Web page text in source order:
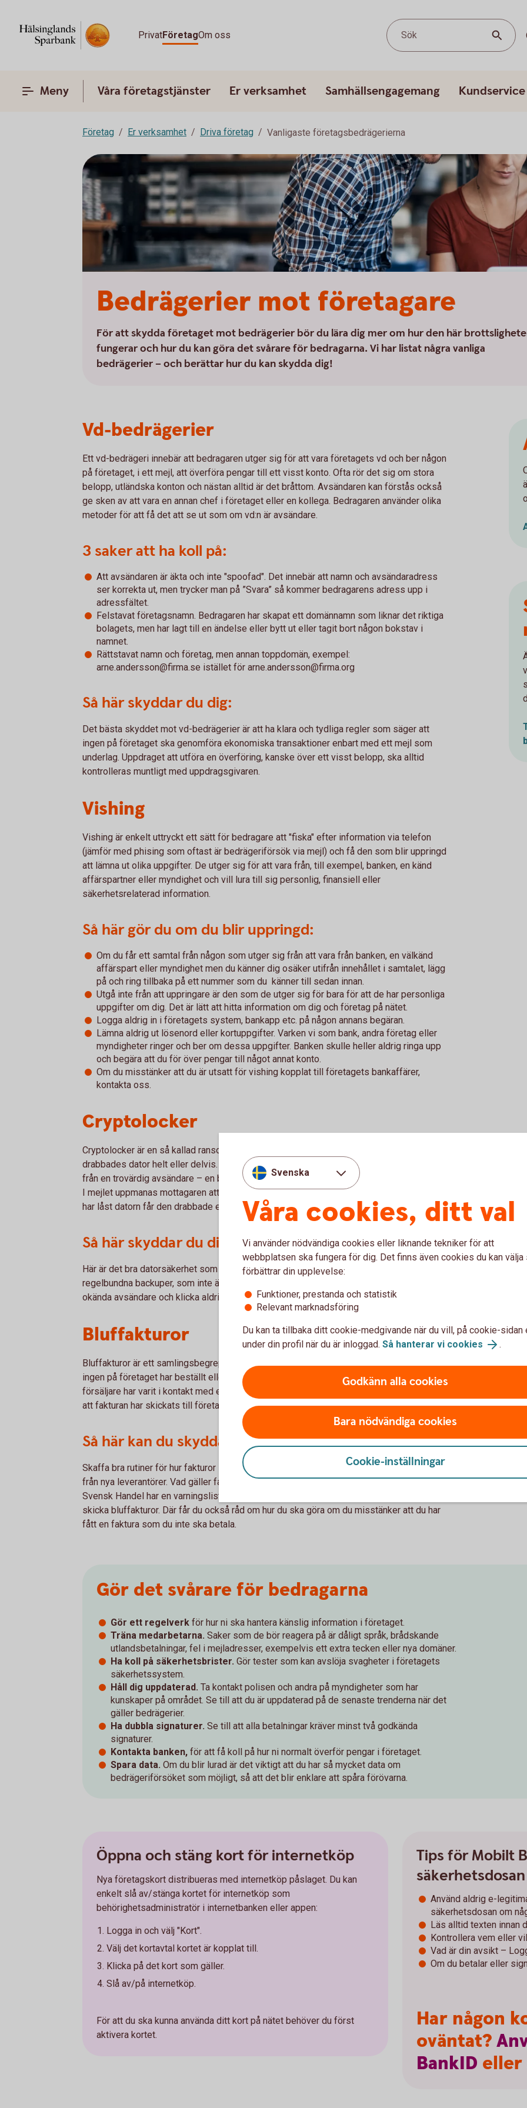
PrivatFöretagOm oss Sök
Meny Våra företagstjänster Er verksamhet Samhällsengagemang Kundservice
Företag Er verksamhet Driva företag Vanligaste företagsbedrägerierna
Bedrägerier mot företagare
För att skydda företaget mot bedrägerier bör du lära dig mer om hur den här
fungerar och hur du kan göra det svårare för bedragarna. Vi har listat några vanliga
bedrägerier – och berättar hur du kan skydda dig!
Vd-bedrägerier
Ett vd-bedrägeri innebär att bedragaren utger sig för att vara företagets vd och ber någon
på företaget, i ett mejl, att överföra pengar till ett visst konto. Ofta rör det sig om stora
belopp, utländska konton och nästan alltid är det bråttom. Avsändaren kan förstås också
ge sken av att vara en annan chef i företaget eller en kollega. Bedragaren använder olika
metoder för att få det att se ut som om vd:n är avsändare.
3 saker att ha koll på:
Att avsändaren är äkta och inte "spoofad". Det innebär att namn och avsändaradress
ser korrekta ut, men trycker man på ”Svara” så kommer bedragarens adress upp i
adressfältet.
Felstavat företagsnamn. Bedragaren har skapat ett domännamn som liknar det riktiga
bolagets, men har lagt till en ändelse eller bytt ut eller tagit bort någon bokstav i
namnet.
Rättstavat namn och företag, men annan toppdomän, exempel:
arne.andersson@firma.se istället för arne.andersson@firma.org
Så här skyddar du dig:
Det bästa skyddet mot vd-bedrägerier är att ha klara och tydliga regler som säger att
ingen på företaget ska genomföra ekonomiska transaktioner enbart med ett mejl som
underlag. Uppdraget att utföra en överföring, kanske över ett visst belopp, ska alltid
kontrolleras muntligt med uppdragsgivaren.
Vishing
Vishing är enkelt uttryckt ett sätt för bedragare att "fiska" efter information via telefon
(jämför med phising som oftast är bedrägeriförsök via mejl) och få den som blir uppringd
att lämna ut olika uppgifter. De utger sig för att vara från, till exempel, banken, en känd
affärspartner eller myndighet och vill lura till sig personlig, finansiell eller
säkerhetsrelaterad information.
Så här gör du om du blir uppringd:
Om du får ett samtal från någon som utger sig från att vara från banken, en välkänd
affärspart eller myndighet men du känner dig osäker utifrån innehållet i samtalet, lägg
på och ring tillbaka på ett nummer som du känner till sedan innan.
Utgå inte från att uppringare är den som de utger sig för bara för att de har personliga
uppgifter om dig. Det är lätt att hitta information om dig och företag på nätet.
Logga aldrig in i företagets system, bankapp etc. på någon annans begäran.
Lämna aldrig ut lösenord eller kortuppgifter. Varken vi som bank, andra företag eller
myndigheter ringer och ber om dessa uppgifter. Banken skulle heller aldrig ringa upp
och begära att du för över pengar till något annat konto.
Om du misstänker att du är utsatt för vishing kopplat till företagets bankaffärer,
kontakta oss.
Cryptolocker
Cryptolocker är en så kallad ransomware – en skadlig mjukvara som låser den
drabbades dator helt eller delvis. Mjukvaran skickas i ett mejl som ofta ser ut att komma
från en trovärdig avsändare – en bank, Skatteverket eller något annat känt företagsnamn.
I mejlet uppmanas mottagaren att läsa informationen i en bilaga eller länk. När mjukvaran
har låst datorn får den drabbade ett krav på betalning för att få tillgång till sin dator igen.
Så här skyddar du dig:
Här är det bra datorsäkerhet som gäller. Se till att ha ordentliga antivirusprogram och gör
regelbundna backuper, som inte är kopplade till nätet. Var uppmärksam på mejl från
okända avsändare och klicka aldrig på tveksamma länkar eller bilagor.
Bluffakturor
Bluffakturor är ett samlingsbegrepp för ett betalningskrav på en vara eller tjänst som
ingen på företaget har beställt eller fått levererad. Det kan både handla om att en
försäljare har varit i kontakt med er och hävdar att ni har beställt en vara eller tjänst eller
att fakturan har skickats till företaget utan föregående kontakt.
Så här kan du skydda dig:
Skaffa bra rutiner för hur fakturor ska hanteras. Var noggranna i era kontroller av fakturor
från nya leverantörer. Vad gäller fakturan? Vem i företaget har godkänt beställningen?
Svensk Handel har en varningslista där du hittar företag som har blivit anmälda för att
skicka bluffakturor. Där får du också råd om hur du ska göra om du misstänker att du har
fått en faktura som du inte ska betala.
Gör det svårare för bedragarna
Gör ett regelverk för hur ni ska hantera känslig information i företaget.
Träna medarbetarna. Saker som de bör reagera på är dåligt språk, brådskande
utlandsbetalningar, fel i mejladresser, exempelvis ett extra tecken eller nya domäner.
Ha koll på säkerhetsbrister. Gör tester som kan avslöja svagheter i företagets
säkerhetssystem.
Håll dig uppdaterad. Ta kontakt polisen och andra på myndigheter som har
kunskaper på området. Se till att du är uppdaterad på de senaste trenderna när det
gäller bedrägerier.
Ha dubbla signaturer. Se till att alla betalningar kräver minst två godkända
signaturer.
Kontakta banken, för att få koll på hur ni normalt överför pengar i företaget.
Spara data. Om du blir lurad är det viktigt att du har så mycket data om
bedrägeriförsöket som möjligt, så att det blir enklare att spåra förövarna.
Öppna och stäng kort för internetköp
Nya företagskort distribueras med internetköp påslaget. Du kan
enkelt slå av/stänga kortet för internetköp som
behörighetsadministratör i internetbanken eller appen:
Logga in och välj "Kort".
Välj det kortavtal kortet är kopplat till.
Klicka på det kort som gäller.
Slå av/på internetköp.
För att du ska kunna använda ditt kort på nätet behöver du först
aktivera kortet.
Tips för Mobilt
säkerhetsdosan
Använd aldrig e-
säkerhetsdosan om
Läs alltid texten innan
Kontrollera vem eller
Vad är din avsikt –
Om du betalar eller
Har någon
oväntat?
BankID eller
Svenska
Våra cookies, ditt val
Vi använder nödvändiga cookies eller liknande tekniker för att
webbplatsen ska fungera för dig. Det finns även cookies du kan välja
förbättrar din upplevelse:
Funktioner, prestanda och statistik
Relevant marknadsföring
Du kan ta tillbaka ditt cookie-medgivande när du vill, på cookie-sidan
under din profil när du är inloggad. Så hanterar vi cookies .
Godkänn alla cookies
Bara nödvändiga cookies
Cookie-inställningar